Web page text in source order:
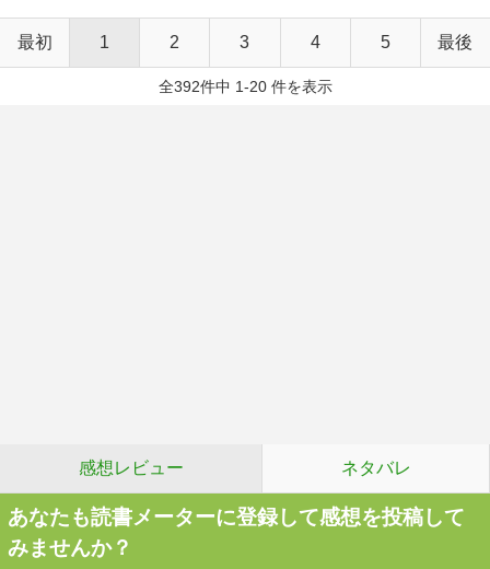
最初 1 2 3 4 5 最後
全392件中 1-20 件を表示
感想レビュー ネタバレ
あなたも読書メーターに登録して感想を投稿して
みませんか？